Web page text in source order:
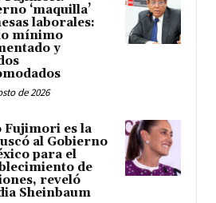
‘maquilla’
laborales:
mínimo
y
de 2026
Fujimori es la
al Gobierno
para el
de
reveló
Sheinbaum